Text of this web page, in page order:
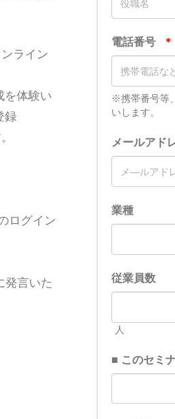
ライン
を体験い
録
ログイン
発言いた